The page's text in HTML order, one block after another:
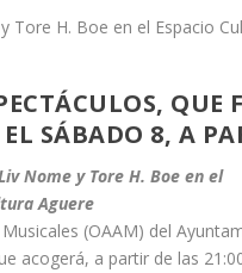
SÁBADO 8, A
(OAAM) del
acogerá, a partir de las